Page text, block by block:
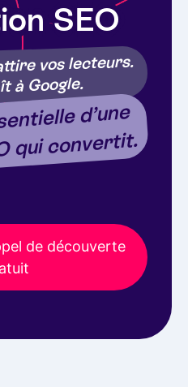
SEO
vos lecteurs.
à Google.
d’une
qui convertit.
de découverte